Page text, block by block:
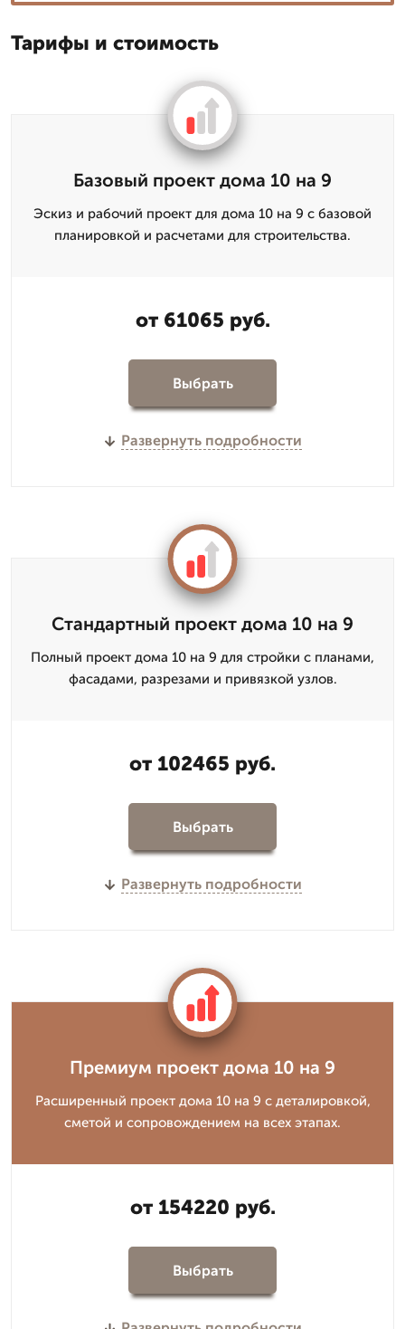
Тарифы и стоимость
Базовый проект дома 10 на 9
Эскиз и рабочий проект для дома 10 на 9 с базовой
планировкой и расчетами для строительства.
от 61065 руб.
Выбрать
Развернуть подробности
Стандартный проект дома 10 на 9
Полный проект дома 10 на 9 для стройки с планами,
фасадами, разрезами и привязкой узлов.
от 102465 руб.
Выбрать
Развернуть подробности
Премиум проект дома 10 на 9
Расширенный проект дома 10 на 9 с деталировкой,
сметой и сопровождением на всех этапах.
от 154220 руб.
Выбрать